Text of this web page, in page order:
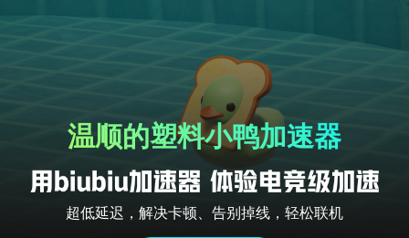
温顺的塑料小鸭加速器
超低延迟，解决卡顿、告别掉线，轻松联机